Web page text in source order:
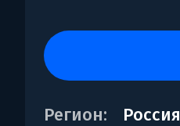
Регион: Россия